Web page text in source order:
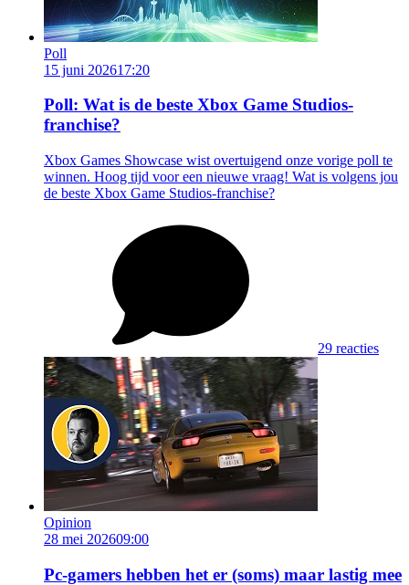
Poll
15 juni 202617:20
Poll: Wat is de beste Xbox Game Studios-
franchise?
Xbox Games Showcase wist overtuigend onze vorige poll te
winnen. Hoog tijd voor een nieuwe vraag! Wat is volgens jou
de beste Xbox Game Studios-franchise?
29 reacties
Opinion
28 mei 202609:00
Pc-gamers hebben het er (soms) maar lastig mee